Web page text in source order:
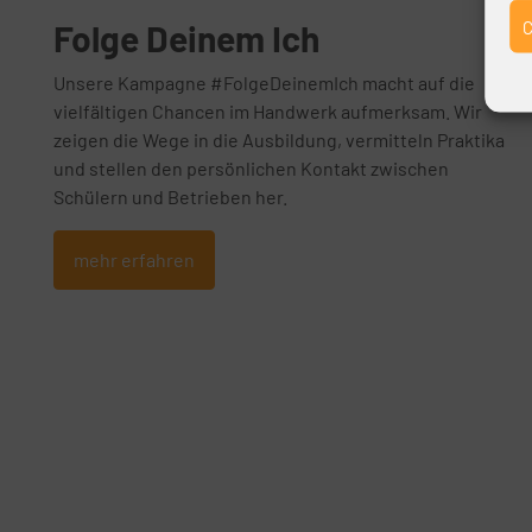
Folge Deinem Ich
Unsere Kampagne #FolgeDeinemIch macht auf die
vielfältigen Chancen im Handwerk aufmerksam. Wir
zeigen die Wege in die Ausbildung, vermitteln Praktika
und stellen den persönlichen Kontakt zwischen
Schülern und Betrieben her.
mehr erfahren